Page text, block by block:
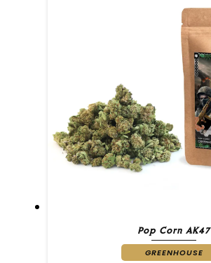
Pop Corn AK47
GREENHOUSE